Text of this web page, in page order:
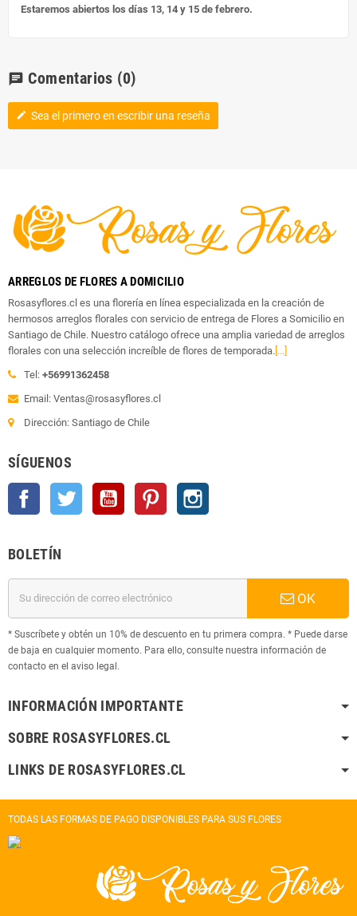
Estaremos abiertos los días 13, 14 y 15 de febrero.
chat Comentarios (0)
edit Sea el primero en escribir una reseña
ARREGLOS DE FLORES A DOMICILIO
Rosasyflores.cl es una florería en línea especializada en la creación de
hermosos arreglos florales con servicio de entrega de Flores a Somicilio en
Santiago de Chile. Nuestro catálogo ofrece una amplia variedad de arreglos
florales con una selección increíble de flores de temporada. [...]
Tel: +56991362458
Email: Ventas@rosasyflores.cl
Dirección: Santiago de Chile
SÍGUENOS
Facebook Twitter YouTube Pinterest
BOLETÍN
OK
* Suscríbete y obtén un 10% de descuento en tu primera compra. * Puede darse
de baja en cualquier momento. Para ello, consulte nuestra información de
contacto en el aviso legal.
INFORMACIÓN IMPORTANTE
SOBRE ROSASYFLORES.CL
LINKS DE ROSASYFLORES.CL
TODAS LAS FORMAS DE PAGO DISPONIBLES PARA SUS FLORES